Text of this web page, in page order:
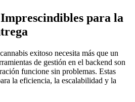
para la
exitoso necesita más que un
de gestión en el backend son
funcione sin problemas. Estas
la eficiencia, la escalabilidad y la